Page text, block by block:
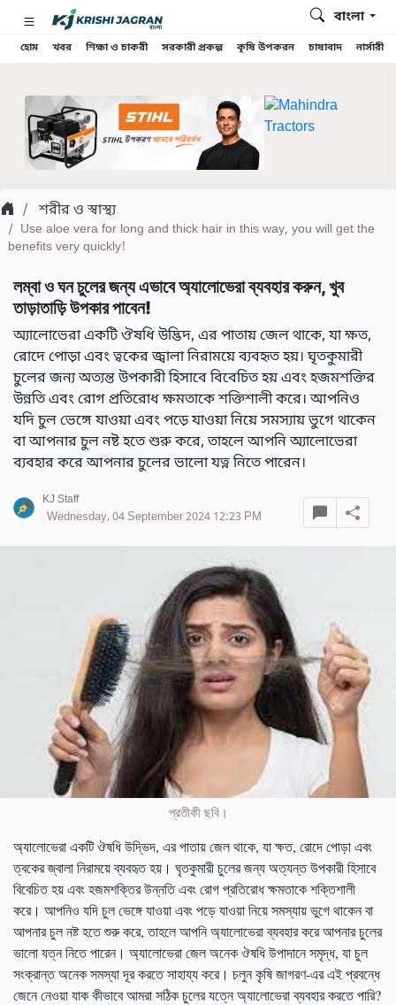
হোম খবর শিক্ষা ও চাকরী সরকারী প্রকল্প কৃষি উপকরন চাষাবাদ নার্সারী
বাংলা
শরীর ও স্বাস্থ্য
Use aloe vera for long and thick hair in this way, you will get the
benefits very quickly!
লম্বা ও ঘন চুলের জন্য এভাবে অ্যালোভেরা ব্যবহার করুন, খুব
তাড়াতাড়ি উপকার পাবেন!
অ্যালোভেরা একটি ঔষধি উদ্ভিদ, এর পাতায় জেল থাকে, যা ক্ষত,
রোদে পোড়া এবং ত্বকের জ্বালা নিরাময়ে ব্যবহৃত হয়। ঘৃতকুমারী
চুলের জন্য অত্যন্ত উপকারী হিসাবে বিবেচিত হয় এবং হজমশক্তির
উন্নতি এবং রোগ প্রতিরোধ ক্ষমতাকে শক্তিশালী করে। আপনিও
যদি চুল ভেঙ্গে যাওয়া এবং পড়ে যাওয়া নিয়ে সমস্যায় ভুগে থাকেন
বা আপনার চুল নষ্ট হতে শুরু করে, তাহলে আপনি অ্যালোভেরা
ব্যবহার করে আপনার চুলের ভালো যত্ন নিতে পারেন।
KJ Staff
Wednesday, 04 September 2024 12:23 PM
প্রতীকী ছবি।
অ্যালোভেরা একটি ঔষধি উদ্ভিদ, এর পাতায় জেল থাকে, যা ক্ষত, রোদে পোড়া এবং
ত্বকের জ্বালা নিরাময়ে ব্যবহৃত হয়। ঘৃতকুমারী চুলের জন্য অত্যন্ত উপকারী হিসাবে
বিবেচিত হয় এবং হজমশক্তির উন্নতি এবং রোগ প্রতিরোধ ক্ষমতাকে শক্তিশালী
করে। আপনিও যদি চুল ভেঙ্গে যাওয়া এবং পড়ে যাওয়া নিয়ে সমস্যায় ভুগে থাকেন বা
আপনার চুল নষ্ট হতে শুরু করে, তাহলে আপনি অ্যালোভেরা ব্যবহার করে আপনার চুলের
ভালো যত্ন নিতে পারেন। অ্যালোভেরা জেল অনেক ঔষধি উপাদানে সমৃদ্ধ, যা চুল
সংক্রান্ত অনেক সমস্যা দূর করতে সাহায্য করে। চলুন কৃষি জাগরণ-এর এই প্রবন্ধে
জেনে নেওয়া যাক কীভাবে আমরা সঠিক চুলের যত্নে অ্যালোভেরা ব্যবহার করতে পারি?